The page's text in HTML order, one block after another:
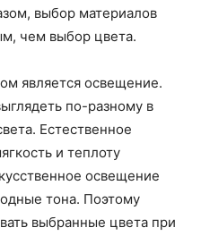
выбор материалов
чем выбор цвета.
является освещение.
по-разному в
Естественное
и теплоту
освещение
тона. Поэтому
выбранные цвета при